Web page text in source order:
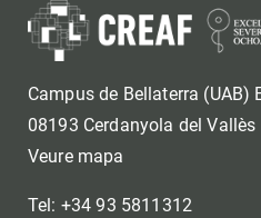
Campus de Bellaterra (UAB)
08193 Cerdanyola del Vallès
Veure mapa
Tel: +34 93 5811312